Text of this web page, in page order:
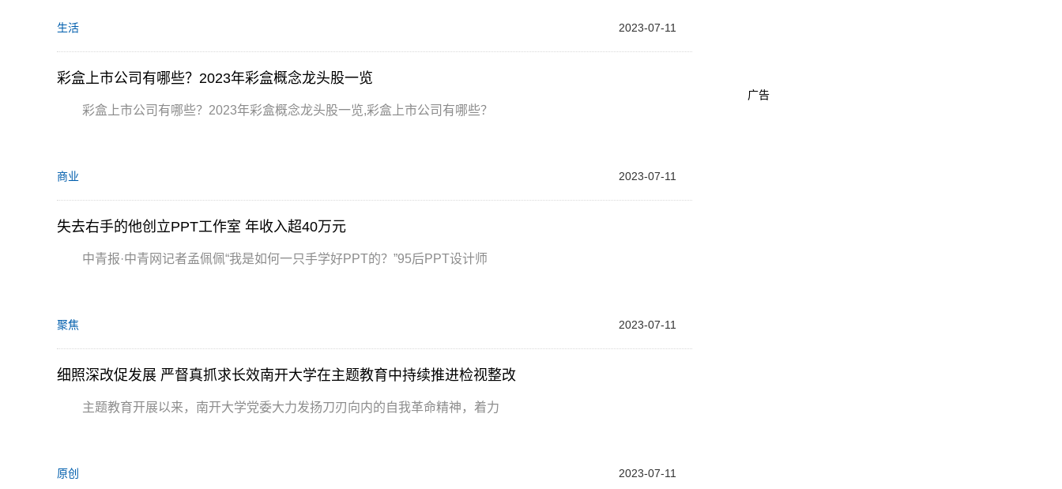
生活 2023-07-11
彩盒上市公司有哪些？2023年彩盒概念龙头股一览
彩盒上市公司有哪些？2023年彩盒概念龙头股一览,彩盒上市公司有哪些？
商业 2023-07-11
失去右手的他创立PPT工作室 年收入超40万元
中青报·中青网记者孟佩佩“我是如何一只手学好PPT的？”95后PPT设计师
聚焦 2023-07-11
细照深改促发展 严督真抓求长效南开大学在主题教育中持续推进检视整改
主题教育开展以来，南开大学党委大力发扬刀刃向内的自我革命精神，着力
原创 2023-07-11
广告